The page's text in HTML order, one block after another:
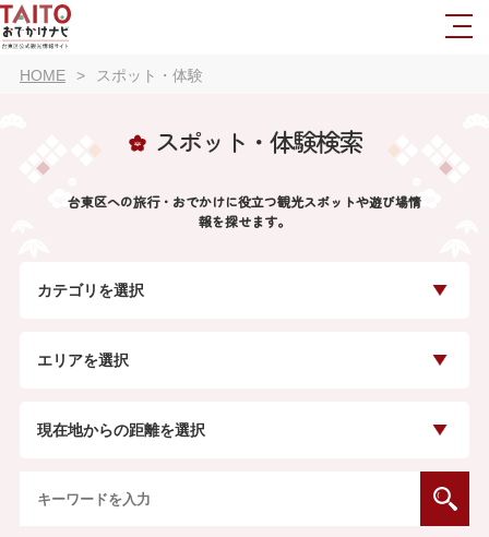
HOME スポット・体験
スポット・体験検索
台東区への旅行・おでかけに役立つ観光スポットや遊び場情
報を探せます。
カテゴリを選択
エリアを選択
現在地からの距離を選択